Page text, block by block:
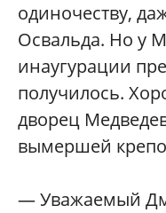
одиночеству,
Освальда. Но у
инаугурации
получилось.
дворец
вымершей
— Уважаемый